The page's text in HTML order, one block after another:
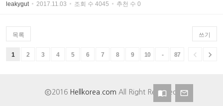
leakygut 2017.11.03 조회 수 4045 추천 수 0
목록 쓰기
1 2 3 4 5 6 7 8 9 10 - 87  
2016 Hellkorea.com All Right Reserved.
 